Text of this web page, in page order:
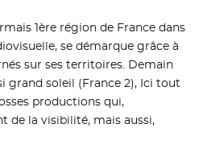
1ère région de France dans
se démarque grâce à
sur ses territoires. Demain
grand soleil (France 2), Ici tout
productions qui,
de la visibilité, mais aussi,